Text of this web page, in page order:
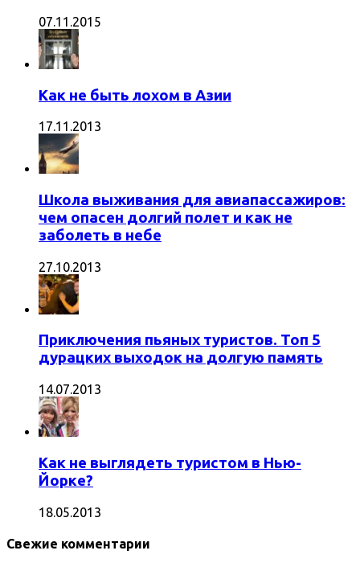
07.11.2015
Как не быть лохом в Азии
17.11.2013
Школа выживания для авиапассажиров:
чем опасен долгий полет и как не
заболеть в небе
27.10.2013
Приключения пьяных туристов. Топ 5
дурацких выходок на долгую память
14.07.2013
Как не выглядеть туристом в Нью-
Йорке?
18.05.2013
Свежие комментарии